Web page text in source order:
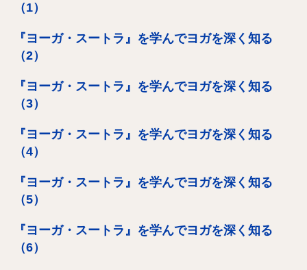
（1）
『ヨーガ・スートラ』を学んでヨガを深く知る
（2）
『ヨーガ・スートラ』を学んでヨガを深く知る
（3）
『ヨーガ・スートラ』を学んでヨガを深く知る
（4）
『ヨーガ・スートラ』を学んでヨガを深く知る
（5）
『ヨーガ・スートラ』を学んでヨガを深く知る
（6）